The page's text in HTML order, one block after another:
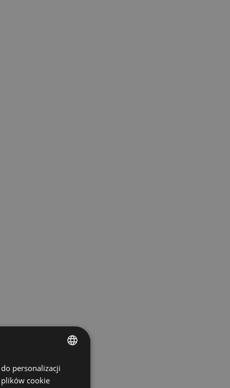
ENGLISH
SPANISH
personalizacji
plików cookie